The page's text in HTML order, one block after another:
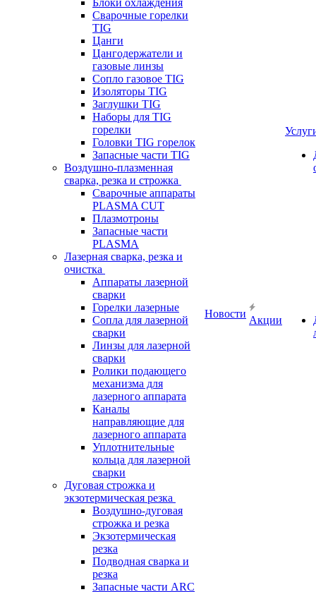
Блоки охлаждения
Сварочные горелки
TIG
Цанги
Цангодержатели и
газовые линзы
Сопло газовое TIG
Изоляторы TIG
Заглушки TIG
Наборы для TIG
горелки
Головки TIG горелок
Запасные части TIG
Воздушно-плазменная
сварка, резка и строжка
Сварочные аппараты
PLASMA CUT
Плазмотроны
Запасные части
PLASMA
Лазерная сварка, резка и
очистка
Аппараты лазерной
сварки
Горелки лазерные
Сопла для лазерной
сварки
Линзы для лазерной
сварки
Ролики подающего
механизма для
лазерного аппарата
Каналы
направляющие для
лазерного аппарата
Уплотнительные
кольца для лазерной
сварки
Дуговая строжка и
экзотермическая резка
Воздушно-дуговая
строжка и резка
Экзотермическая
резка
Подводная сварка и
резка
Запасные части ARC
Новости
Акции